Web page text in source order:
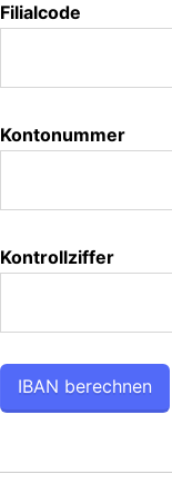
Filialcode
Kontonummer
Kontrollziffer